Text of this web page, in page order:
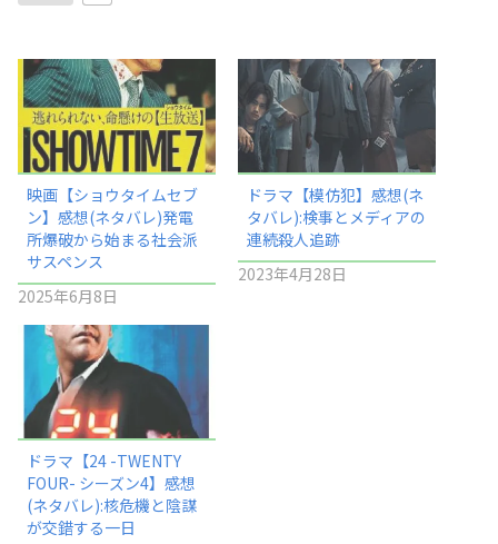
映画【ショウタイムセブ
ン】感想(ネタバレ)発電
所爆破から始まる社会派
サスペンス
2025年6月8日
ドラマ【模仿犯】感想(ネ
タバレ):検事とメディアの
連続殺人追跡
2023年4月28日
ドラマ【24 -TWENTY
FOUR- シーズン4】感想
(ネタバレ):核危機と陰謀
が交錯する一日